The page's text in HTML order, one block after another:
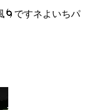
🌀ですネよいちパ